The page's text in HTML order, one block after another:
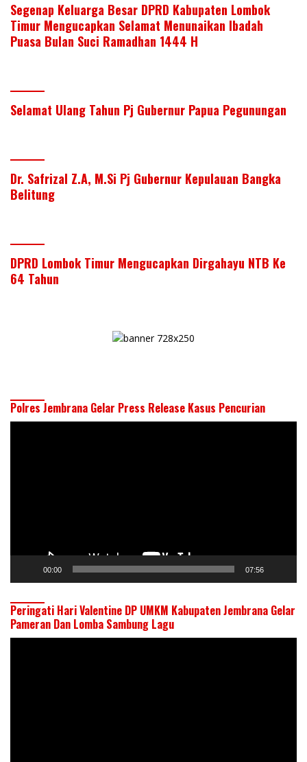
Segenap Keluarga Besar DPRD Kabupaten Lombok
Timur Mengucapkan Selamat Menunaikan Ibadah
Puasa Bulan Suci Ramadhan 1444 H
Selamat Ulang Tahun Pj Gubernur Papua Pegunungan
Dr. Safrizal Z.A, M.Si Pj Gubernur Kepulauan Bangka
Belitung
DPRD Lombok Timur Mengucapkan Dirgahayu NTB Ke
64 Tahun
Polres Jembrana Gelar Press Release Kasus Pencurian
00:00 07:56
Peringati Hari Valentine DP UMKM Kabupaten Jembrana Gelar
Pameran Dan Lomba Sambung Lagu